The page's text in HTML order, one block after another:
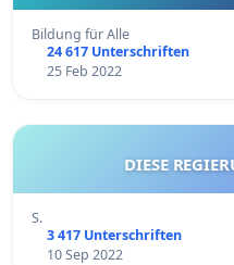
Bildung für Alle
24 617 Unterschriften
25 Feb 2022
DIESE
S.
3 417 Unterschriften
10 Sep 2022